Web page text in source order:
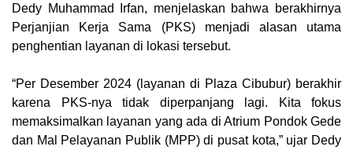
Dedy Muhammad Irfan, menjelaskan bahwa berakhirnya
Perjanjian Kerja Sama (PKS) menjadi alasan utama
penghentian layanan di lokasi tersebut.
“Per Desember 2024 (layanan di Plaza Cibubur) berakhir
karena PKS-nya tidak diperpanjang lagi. Kita fokus
memaksimalkan layanan yang ada di Atrium Pondok Gede
dan Mal Pelayanan Publik (MPP) di pusat kota,” ujar Dedy